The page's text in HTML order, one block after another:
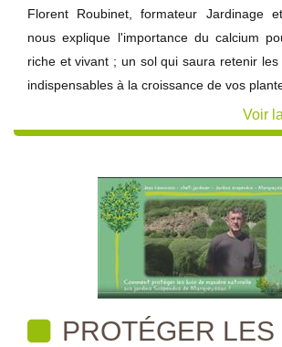
Florent Roubinet, formateur Jardinage
nous explique l'importance du calcium
riche et vivant ; un sol qui saura retenir les
indispensables à la croissance de vos
Voir
PROTÉGER LES